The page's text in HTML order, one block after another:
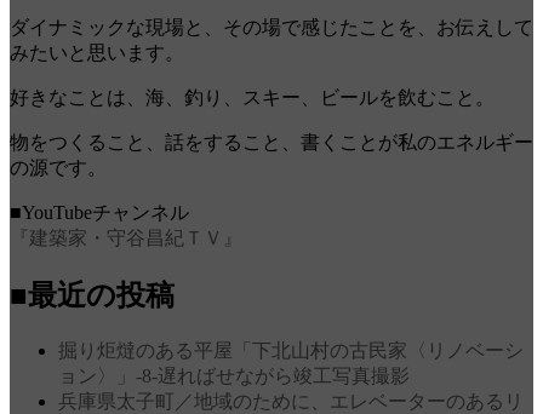
ダイナミックな現場と、その場で感じたことを、お伝えして
みたいと思います。
好きなことは、海、釣り、スキー、ビールを飲むこと。
物をつくること、話をすること、書くことが私のエネルギー
の源です。
■YouTubeチャンネル
『建築家・守谷昌紀ＴＶ』
■最近の投稿
掘り炬燵のある平屋「下北山村の古民家〈リノベーシ
ョン〉」‐8‐遅ればせながら竣工写真撮影
兵庫県太子町／地域のために、エレベーターのあるリ